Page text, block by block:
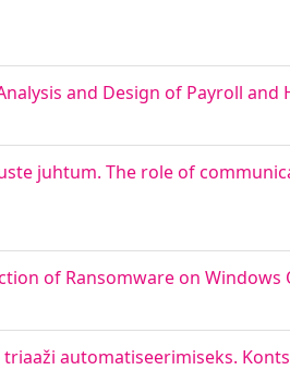
and Design of Payroll and
juhtum. The role of
of Ransomware on Windows
automatiseerimiseks.